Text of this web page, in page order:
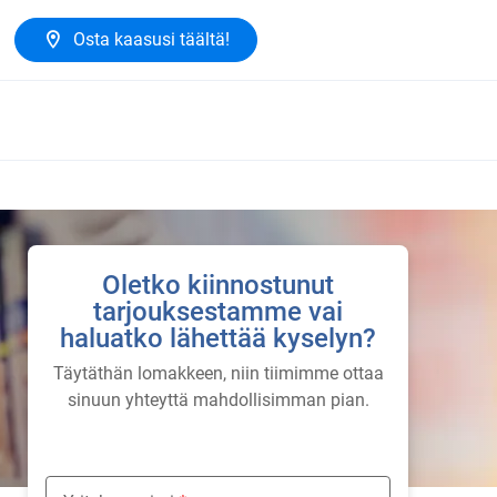
Osta kaasusi täältä!
Oletko kiinnostunut
tarjouksestamme vai
haluatko lähettää kyselyn?
Täytäthän lomakkeen, niin tiimimme ottaa
sinuun yhteyttä mahdollisimman pian.